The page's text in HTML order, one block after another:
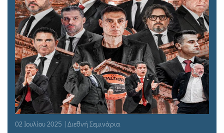
02 Ιουλίου 2025 | Διεθνή Σεμινάρια